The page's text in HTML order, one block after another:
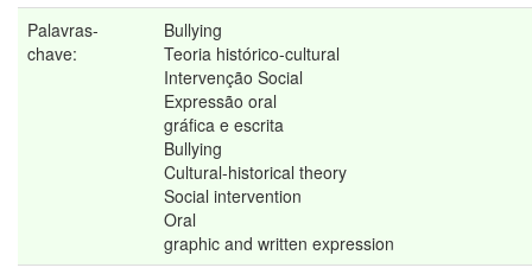
Palavras-
chave:
Bullying
Teoria histórico-cultural
Intervenção Social
Expressão oral
gráfica e escrita
Bullying
Cultural-historical theory
Social intervention
Oral
graphic and written expression